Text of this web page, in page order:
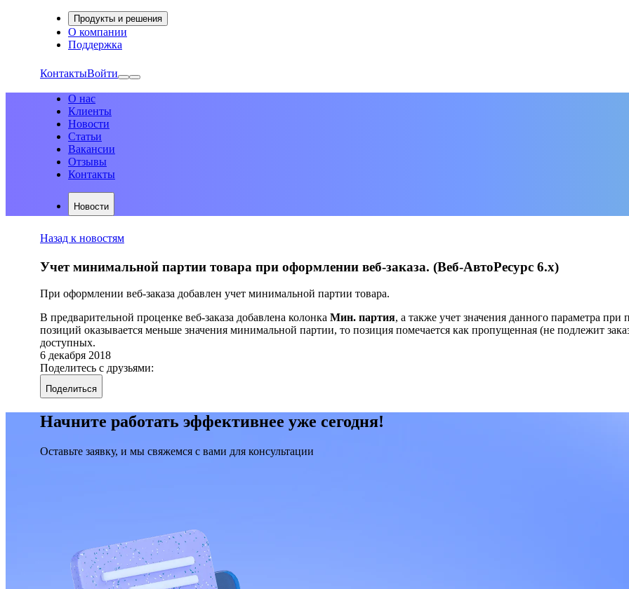
Продукты и решения
О компании
Поддержка
КонтактыВойти
О нас
Клиенты
Новости
Статьи
Вакансии
Отзывы
Контакты
Новости
Назад к новостям
Учет минимальной партии товара при оформлении веб-заказа. (Веб-АвтоРесурс 6.х)
При оформлении веб-заказа добавлен учет минимальной партии товара.
В предварительной проценке веб-заказа добавлена колонка Мин. партия, а также учет значения данного параметра
позиций оказывается меньше значения минимальной партии, то позиция помечается как пропущенная (не подлежит
доступных.
6 декабря 2018
Поделитесь с друзьями:
Поделиться
Начните работать эффективнее уже сегодня!
Оставьте заявку, и мы свяжемся с вами для консультации